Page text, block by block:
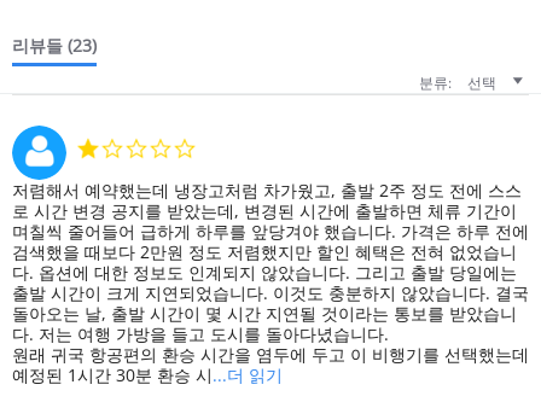
리뷰들 (23)
분류: 선택
rating
Review
by
on
30
Aug
2024
review
stating
저
렴
해
서
예
약
했
는
저렴해서 예약했는데 냉장고처럼 차가웠고, 출발 2주 정도 전에 스스
로 시간 변경 공지를 받았는데, 변경된 시간에 출발하면 체류 기간이
며칠씩 줄어들어 급하게 하루를 앞당겨야 했습니다. 가격은 하루 전에
검색했을 때보다 2만원 정도 저렴했지만 할인 혜택은 전혀 없었습니
다. 옵션에 대한 정보도 인계되지 않았습니다. 그리고 출발 당일에는
출발 시간이 크게 지연되었습니다. 이것도 충분하지 않았습니다. 결국
돌아오는 날, 출발 시간이 몇 시간 지연될 것이라는 통보를 받았습니
다. 저는 여행 가방을 들고 도시를 돌아다녔습니다.
원래 귀국 항공편의 환승 시간을 염두에 두고 이 비행기를 선택했는데
예정된 1시간 30분 환승 시...더 읽기